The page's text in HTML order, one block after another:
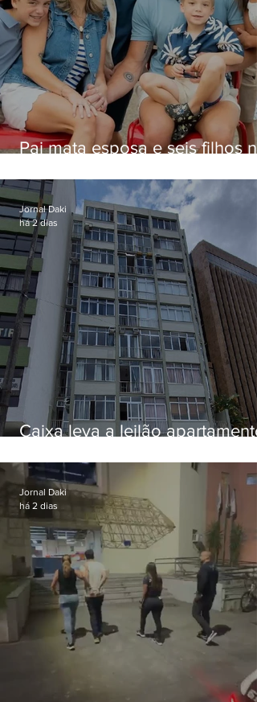
Pai mata esposa e seis filhos
Caixa leva a leilão apartamento
Botafogo
Jornal Daki
há 2 dias
Jornal Daki
há 2 dias